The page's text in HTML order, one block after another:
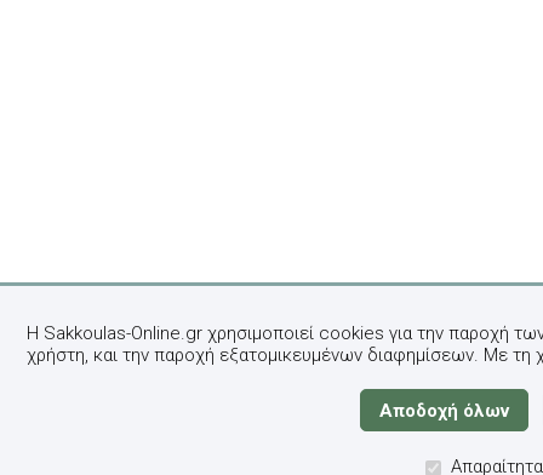
Η Sakkoulas-Online.gr χρησιμοποιεί cookies για την παροχή
χρήστη, και την παροχή εξατομικευμένων διαφημίσεων. Με